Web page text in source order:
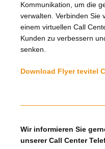
Kommunikation, um die
verwalten. Verbinden Sie
einem virtuellen Call
Kunden zu verbessern
senken.
Download Flyer tevitel
Wir informieren Sie
unserer Call Center